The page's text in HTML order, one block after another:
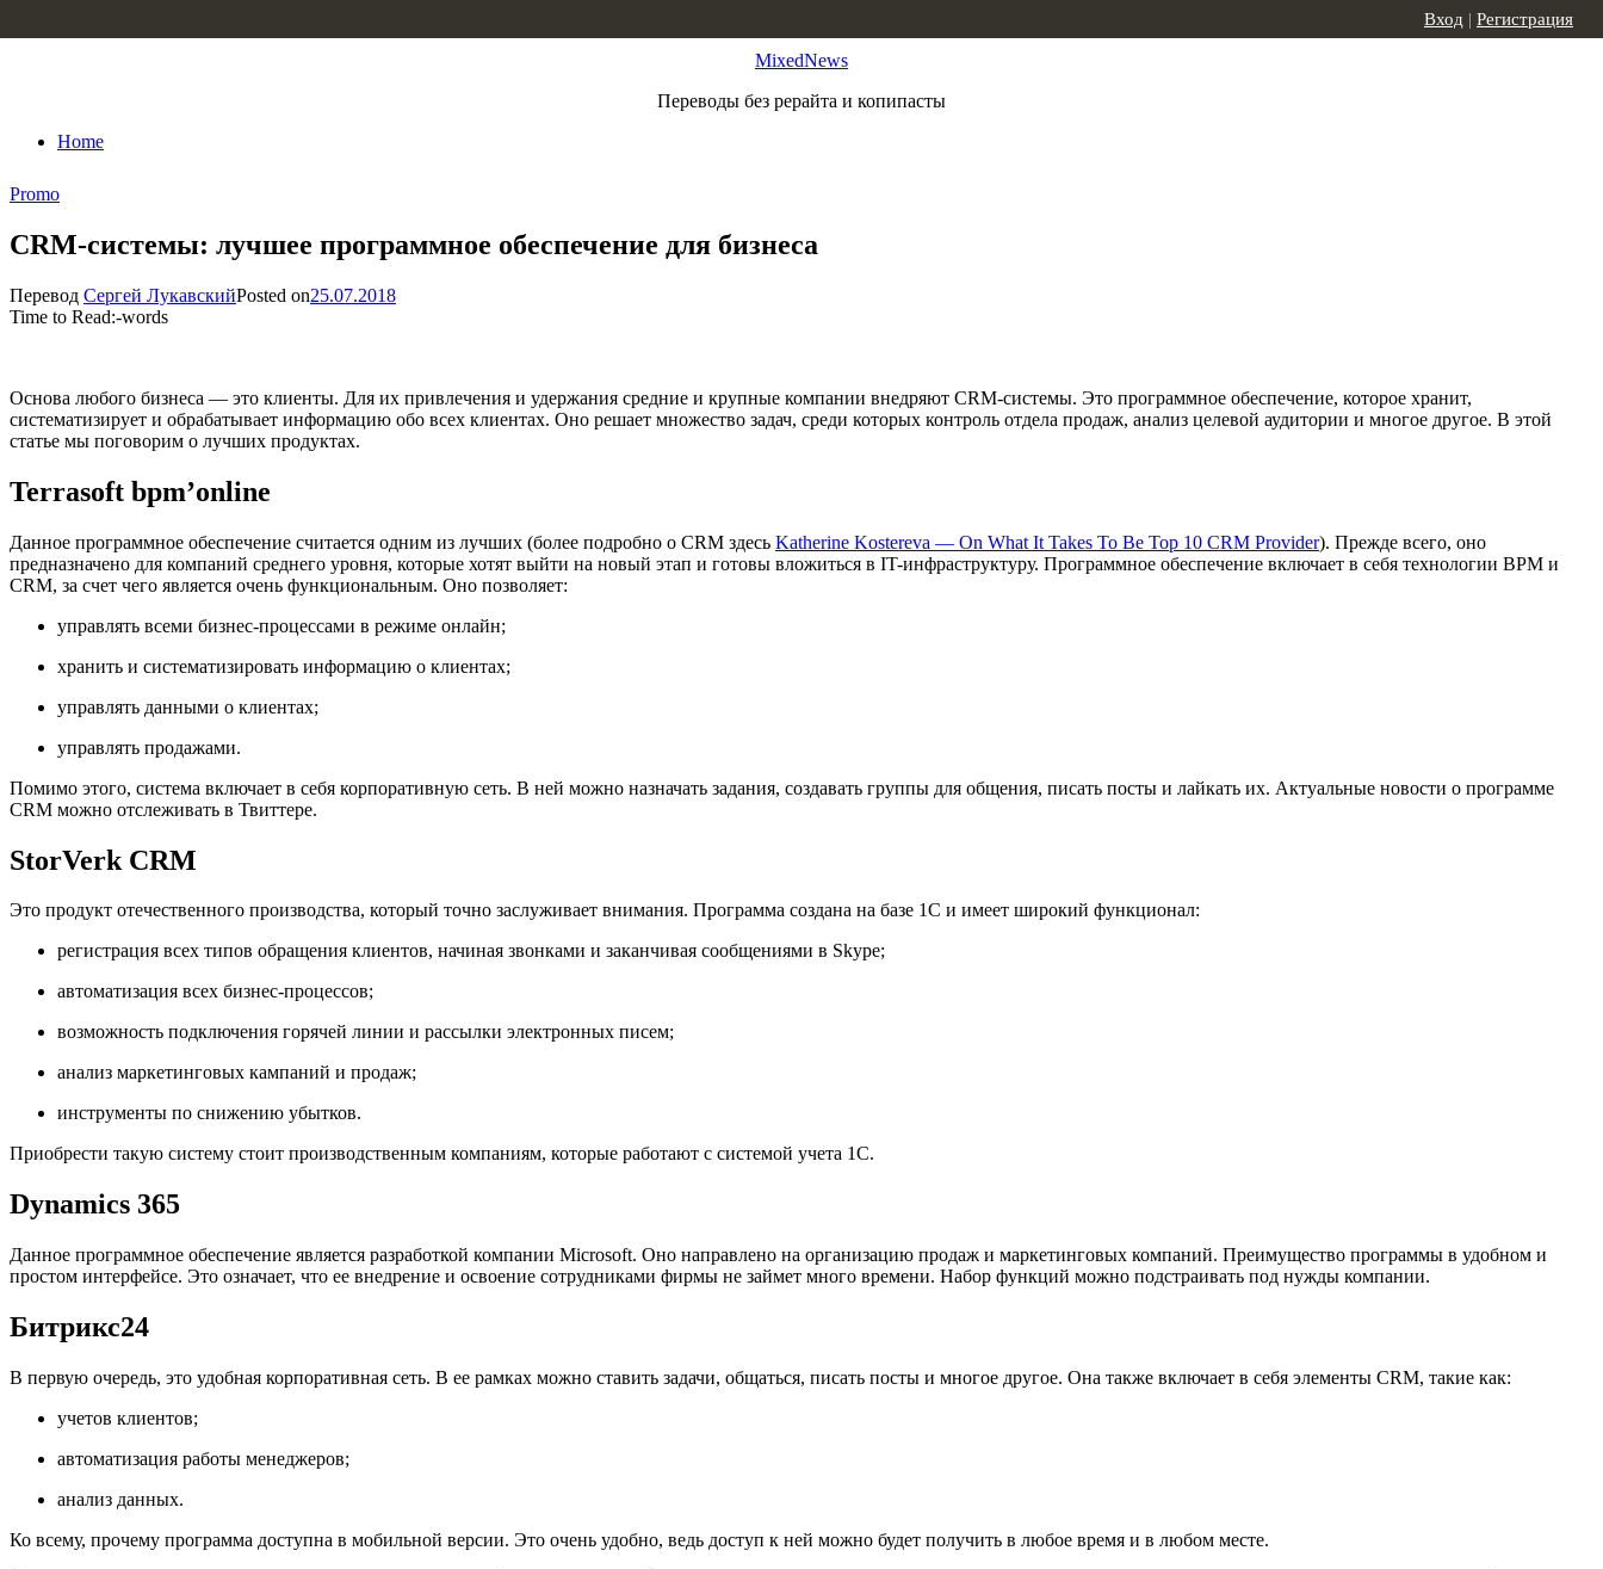
MixedNews
Переводы без рерайта и копипасты
Home
Вход | Регистрация
Promo
CRM-системы: лучшее программное обеспечение для бизнеса
Перевод Сергей ЛукавскийPosted on25.07.2018
Time to Read:-words
Основа любого бизнеса — это клиенты. Для их привлечения и удержания средние и крупные компании внедряют CRM-системы. Это программное обеспечение, которое хранит,
систематизирует и обрабатывает информацию обо всех клиентах. Оно решает множество задач, среди которых контроль отдела продаж, анализ целевой аудитории и многое другое. В этой
статье мы поговорим о лучших продуктах.
Terrasoft bpm’online
Данное программное обеспечение считается одним из лучших (более подробно о CRM здесь Katherine Kostereva — On What It Takes To Be Top 10 CRM Provider). Прежде всего, оно
предназначено для компаний среднего уровня, которые хотят выйти на новый этап и готовы вложиться в IT-инфраструктуру. Программное обеспечение включает в себя технологии BPM и
CRM, за счет чего является очень функциональным. Оно позволяет:
управлять всеми бизнес-процессами в режиме онлайн;
хранить и систематизировать информацию о клиентах;
управлять данными о клиентах;
управлять продажами.
Помимо этого, система включает в себя корпоративную сеть. В ней можно назначать задания, создавать группы для общения, писать посты и лайкать их. Актуальные новости о программе
CRM можно отслеживать в Твиттере.
StorVerk CRM
Это продукт отечественного производства, который точно заслуживает внимания. Программа создана на базе 1С и имеет широкий функционал:
регистрация всех типов обращения клиентов, начиная звонками и заканчивая сообщениями в Skype;
автоматизация всех бизнес-процессов;
возможность подключения горячей линии и рассылки электронных писем;
анализ маркетинговых кампаний и продаж;
инструменты по снижению убытков.
Приобрести такую систему стоит производственным компаниям, которые работают с системой учета 1С.
Dynamics 365
Данное программное обеспечение является разработкой компании Microsoft. Оно направлено на организацию продаж и маркетинговых компаний. Преимущество программы в удобном и
простом интерфейсе. Это означает, что ее внедрение и освоение сотрудниками фирмы не займет много времени. Набор функций можно подстраивать под нужды компании.
Битрикс24
В первую очередь, это удобная корпоративная сеть. В ее рамках можно ставить задачи, общаться, писать посты и многое другое. Она также включает в себя элементы CRM, такие как:
учетов клиентов;
автоматизация работы менеджеров;
анализ данных.
Ко всему, прочему программа доступна в мобильной версии. Это очень удобно, ведь доступ к ней можно будет получить в любое время и в любом месте.